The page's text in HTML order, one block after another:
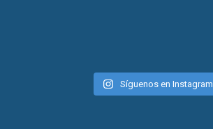
Síguenos en Instagram